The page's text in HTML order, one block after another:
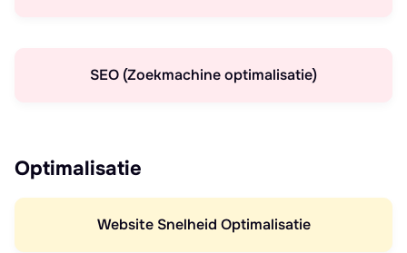
SEO (Zoekmachine optimalisatie)
Optimalisatie
Website Snelheid Optimalisatie